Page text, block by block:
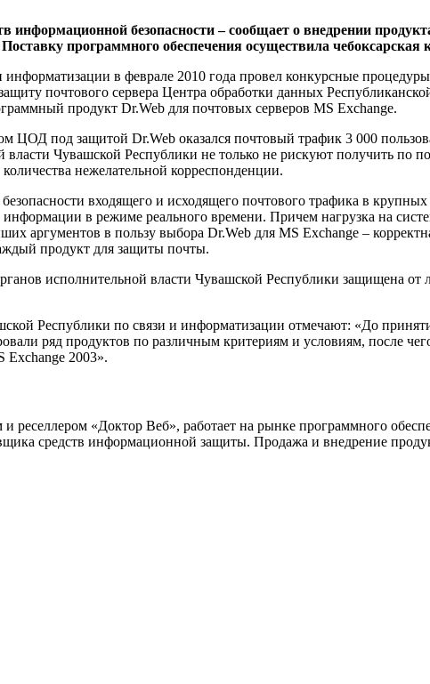
информационной безопасности – сообщает о внедрении
программного обеспечения осуществила
в феврале 2010 года провел конкурсные
почтового сервера Центра обработки данных
продукт Dr.Web для почтовых серверов MS Exchange.
ЦОД под защитой Dr.Web оказался почтовый трафик 3 000
Чувашской Республики не только не рискуют получить по
нежелательной корреспонденции.
входящего и исходящего почтового трафика в
в режиме реального времени. Причем нагрузка на
аргументов в пользу выбора Dr.Web для MS Exchange –
продукт для защиты почты.
исполнительной власти Чувашской Республики защищена
Республики по связи и информатизации отмечают: «До
ряд продуктов по различным критериям и условиям, после
Exchange 2003».
реселлером «Доктор Веб», работает на рынке программного
средств информационной защиты. Продажа и внедрение